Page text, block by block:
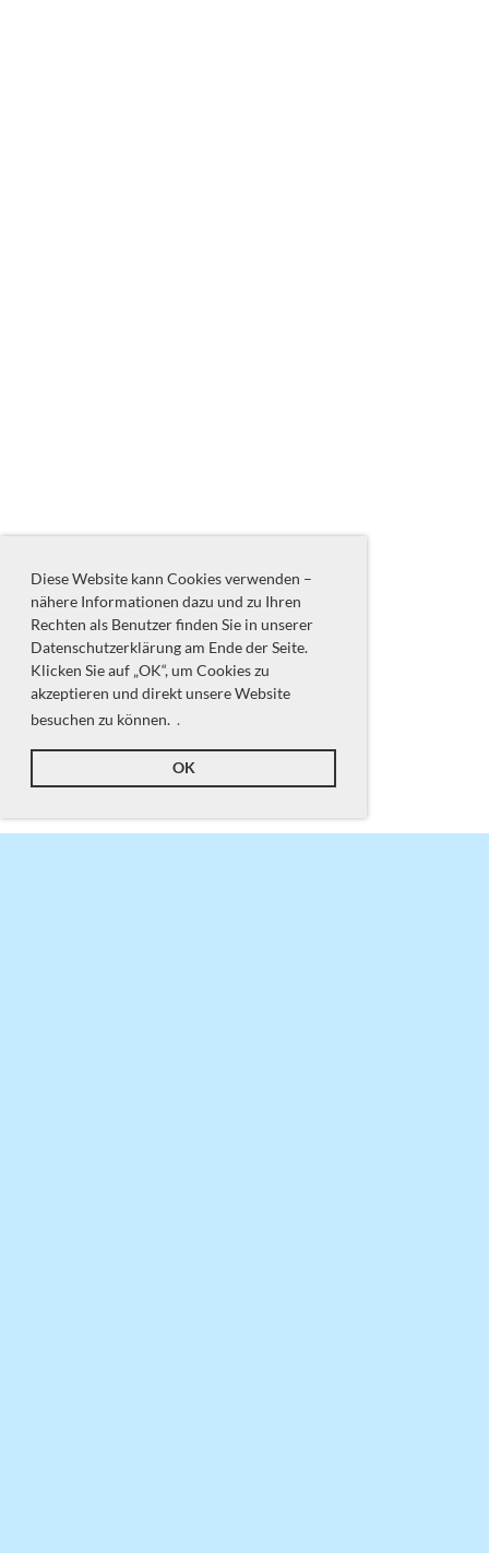
Diese Website kann Cookies verwenden –
nähere Informationen dazu und zu Ihren
Rechten als Benutzer finden Sie in unserer
Datenschutzerklärung am Ende der Seite.
Klicken Sie auf „OK“, um Cookies zu
akzeptieren und direkt unsere Website
besuchen zu können. .
OK